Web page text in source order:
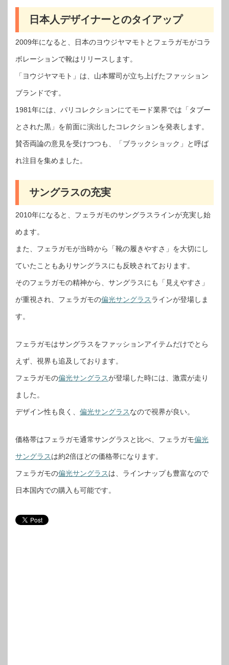
日本人デザイナーとのタイアップ
2009年になると、日本のヨウジヤマモトとフェラガモがコラ
ボレーションで靴はリリースします。
「ヨウジヤマモト」は、山本耀司が立ち上げたファッション
ブランドです。
1981年には、パリコレクションにてモード業界では「タブー
とされた黒」を前面に演出したコレクションを発表します。
賛否両論の意見を受けつつも、「ブラックショック」と呼ば
れ注目を集めました。
サングラスの充実
2010年になると、フェラガモのサングラスラインが充実し始
めます。
また、フェラガモが当時から「靴の履きやすさ」を大切にし
ていたこともありサングラスにも反映されております。
そのフェラガモの精神から、サングラスにも「見えやすさ」
が重視され、フェラガモの偏光サングラスラインが登場しま
す。
フェラガモはサングラスをファッションアイテムだけでとら
えず、視界も追及しております。
フェラガモの偏光サングラスが登場した時には、激震が走り
ました。
デザイン性も良く、 偏光サングラスなので視界が良い。
価格帯はフェラガモ通常サングラスと比べ、フェラガモ偏光
サングラスは約2倍ほどの価格帯になります。
フェラガモの偏光サングラスは、ラインナップも豊富なので
日本国内での購入も可能です。